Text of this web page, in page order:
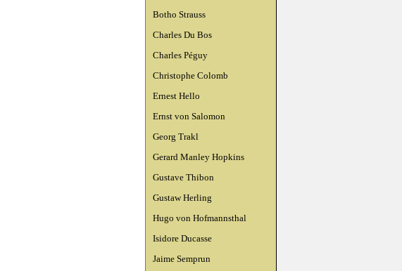
Botho Strauss
Charles Du Bos
Charles Péguy
Christophe Colomb
Ernest Hello
Ernst von Salomon
Georg Trakl
Gerard Manley Hopkins
Gustave Thibon
Gustaw Herling
Hugo von Hofmannsthal
Isidore Ducasse
Jaime Semprun